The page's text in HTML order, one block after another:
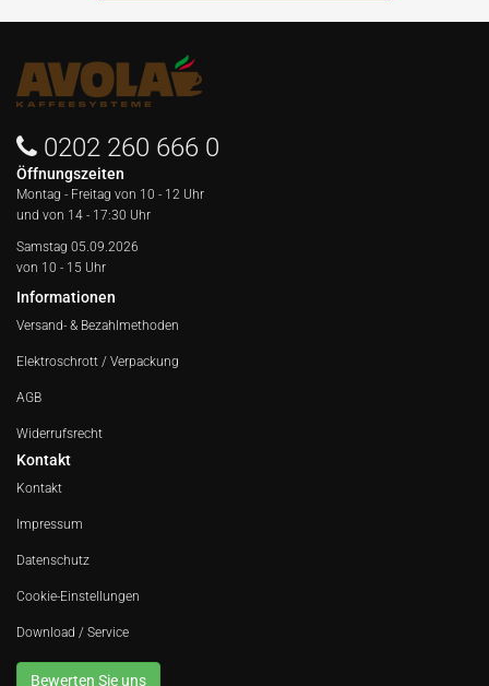
0202 260 666 0
Öffnungszeiten
Montag - Freitag von 10 - 12 Uhr
und von 14 - 17:30 Uhr
Samstag 05.09.2026
von 10 - 15 Uhr
Informationen
Versand- & Bezahlmethoden
Elektroschrott / Verpackung
AGB
Widerrufsrecht
Kontakt
Kontakt
Impressum
Datenschutz
Cookie-Einstellungen
Download / Service
Bewerten Sie uns